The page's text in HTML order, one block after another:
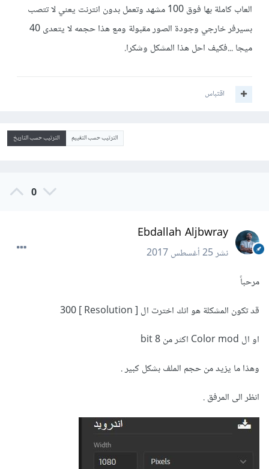
العاب كاملة بها فوق 100 مشهد وتعمل بدون انترنت يعني لا تتصب
بسيرفر خارجي وجودة الصور مقبولة ومع هذا حجمه لا يتعدى 40
ميجا ...فكيف احل هذا المشكل وشكرا.
اقتباس
الترتيب حسب التقييم الترتيب حسب التاريخ
0
Ebdallah Aljbwray
نشر25 أغسطس 2017
مرحباً
قد تكون المشكلة هو انك اخترت ال [ Resolution ] 300
او ال Color mod اكثر من 8 bit
وهذا ما يزيد من حجم الملف بشكل كبير .
انظر الى المرفق .